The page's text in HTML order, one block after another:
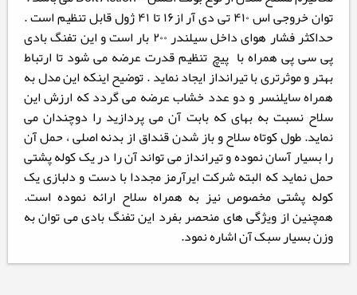
توان خروجی اس ۴۱۰ تی دی آر از۱۶ تا ۴۱ ژول قابل تنظیم است .
حداکثر فشار هوای داخل سیلندر ۲۰۰ بار است و این تفنگ بادی
پی سی پی همراه با پیچ تنظیم قدرت عرضه می شود تا ارتباط
بهتر و موثرتری با تیرانداز ایجاد نماید . توضیح اینکه این مدل به
همراه سایلنسر و دو عدد خشاب عرضه می گردد که ارزش این
سلاح نسبت به بهای که بابت آن می پردازید را دوچندان می
نماید. طول کوتاه سلاح و باز شدن قنداق از بدنه اصلی ، حمل آن
را بسیار آسان نموده و تیرانداز می تواند آن را در یک کوله پشتی
حمل نماید که البته شرکت ایرآرمز مجددا با دست و دلبازی یک
کوله پشتی مخصوص نیز به همراه سلاح ارائه نموده است.
همچنین از ویژگی های منحصر بفرد این تفنگ بادی می توان به
وزن بسیار سبک آن اشاره نمود.